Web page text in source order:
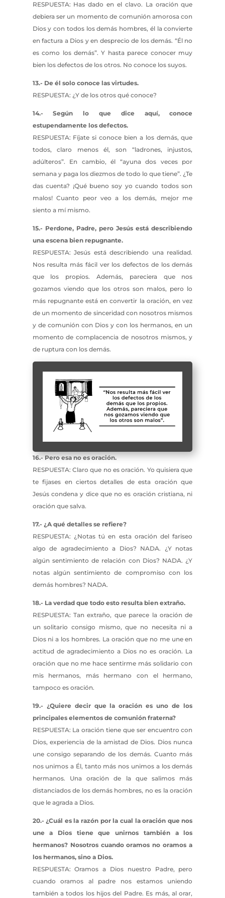
RESPUESTA: Has dado en el clavo. La oración que
debiera ser un momento de comunión amorosa con
Dios y con todos los demás hombres, él la convierte
en factura a Dios y en desprecio de los demás. “Él no
es como los demás”. Y hasta parece conocer muy
bien los defectos de los otros. No conoce los suyos.
13.- De él solo conoce las virtudes.
RESPUESTA: ¿Y de los otros qué conoce?
14.- Según lo que dice aquí, conoce
estupendamente los defectos.
RESPUESTA: Fíjate si conoce bien a los demás, que
todos, claro menos él, son “ladrones, injustos,
adúlteros”. En cambio, él “ayuna dos veces por
semana y paga los diezmos de todo lo que tiene”. ¿Te
das cuenta? ¡Qué bueno soy yo cuando todos son
malos! Cuanto peor veo a los demás, mejor me
siento a mí mismo.
15.- Perdone, Padre, pero Jesús está describiendo
una escena bien repugnante.
RESPUESTA: Jesús está describiendo una realidad.
Nos resulta más fácil ver los defectos de los demás
que los propios. Además, pareciera que nos
gozamos viendo que los otros son malos, pero lo
más repugnante está en convertir la oración, en vez
de un momento de sinceridad con nosotros mismos
y de comunión con Dios y con los hermanos, en un
momento de complacencia de nosotros mismos, y
de ruptura con los demás.
16.- Pero esa no es oración.
RESPUESTA: Claro que no es oración. Yo quisiera que
te fijases en ciertos detalles de esta oración que
Jesús condena y dice que no es oración cristiana, ni
oración que salva.
17.- ¿A qué detalles se refiere?
RESPUESTA: ¿Notas tú en esta oración del fariseo
algo de agradecimiento a Dios? NADA. ¿Y notas
algún sentimiento de relación con Dios? NADA. ¿Y
notas algún sentimiento de compromiso con los
demás hombres? NADA.
18.- La verdad que todo esto resulta bien extraño.
RESPUESTA: Tan extraño, que parece la oración de
un solitario consigo mismo, que no necesita ni a
Dios ni a los hombres. La oración que no me une en
actitud de agradecimiento a Dios no es oración. La
oración que no me hace sentirme más solidario con
mis hermanos, más hermano con el hermano,
tampoco es oración.
19.- ¿Quiere decir que la oración es uno de los
principales elementos de comunión fraterna?
RESPUESTA: La oración tiene que ser encuentro con
Dios, experiencia de la amistad de Dios. Dios nunca
une consigo separando de los demás. Cuanto más
nos unimos a Él, tanto más nos unimos a los demás
hermanos. Una oración de la que salimos más
distanciados de los demás hombres, no es la oración
que le agrada a Dios.
20.- ¿Cuál es la razón por la cual la oración que nos
une a Dios tiene que unirnos también a los
hermanos? Nosotros cuando oramos no oramos a
los hermanos, sino a Dios.
RESPUESTA: Oramos a Dios nuestro Padre, pero
cuando oramos al padre nos estamos uniendo
también a todos los hijos del Padre. Es más, al orar,